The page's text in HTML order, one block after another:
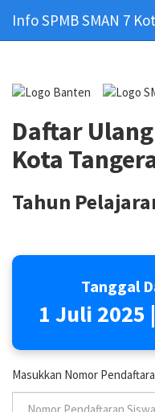
Info SPMB SMAN 7
Daftar Ulang
Kota
Tahun
Tanggal
1 Juli 2025
Masukkan Nomor